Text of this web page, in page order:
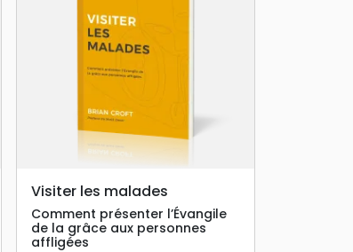
search APERÇU RAPIDE
Visiter les malades
Comment présenter l’Évangile
de la grâce aux personnes
affligées